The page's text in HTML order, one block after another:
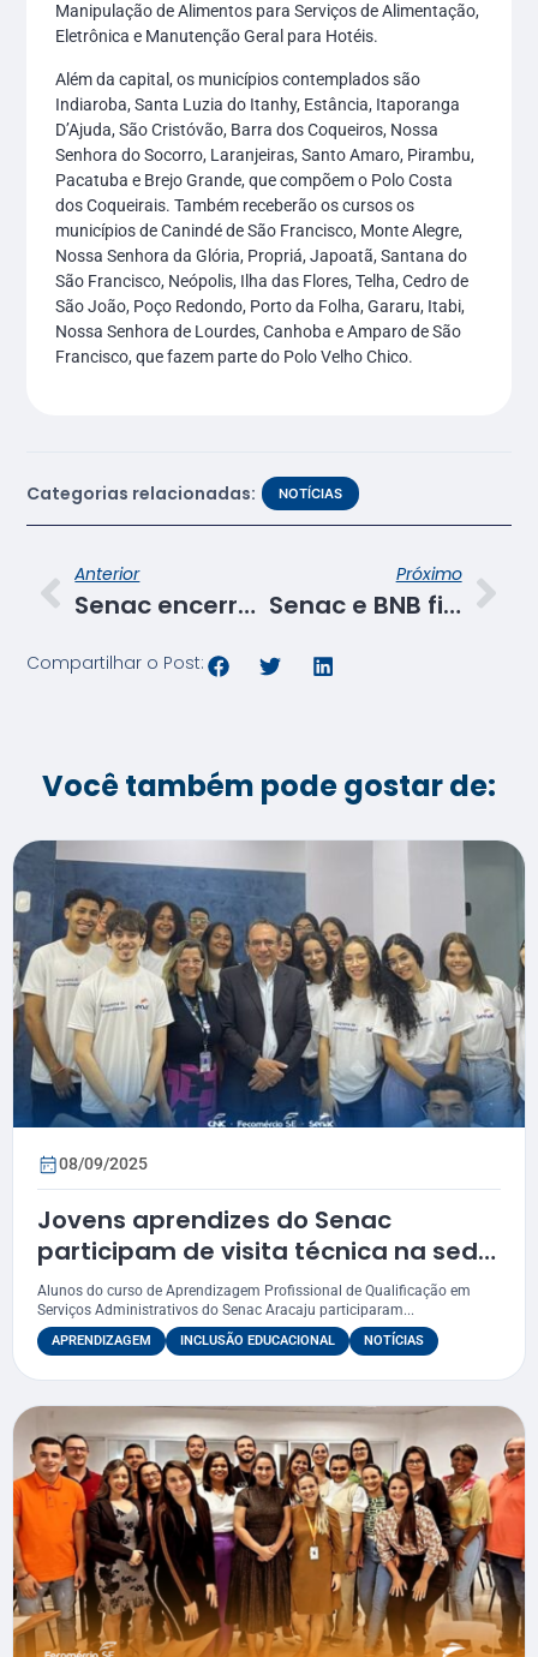
Manipulação de Alimentos para Serviços de Alimentação,
Eletrônica e Manutenção Geral para Hotéis.
Além da capital, os municípios contemplados são
Indiaroba, Santa Luzia do Itanhy, Estância, Itaporanga
D’Ajuda, São Cristóvão, Barra dos Coqueiros, Nossa
Senhora do Socorro, Laranjeiras, Santo Amaro, Pirambu,
Pacatuba e Brejo Grande, que compõem o Polo Costa
dos Coqueirais. Também receberão os cursos os
municípios de Canindé de São Francisco, Monte Alegre,
Nossa Senhora da Glória, Propriá, Japoatã, Santana do
São Francisco, Neópolis, Ilha das Flores, Telha, Cedro de
São João, Poço Redondo, Porto da Folha, Gararu, Itabi,
Nossa Senhora de Lourdes, Canhoba e Amparo de São
Francisco, que fazem parte do Polo Velho Chico.
Categorias relacionadas: NOTÍCIAS
Anterior
Senac encerra turma de Libras Instrumental para colaboradores
Próximo
Senac e BNB firmam acordo que irá beneficiar alunos e egressos
Compartilhar o Post:
Você também pode gostar de:
08/09/2025
Jovens aprendizes do Senac
participam de visita técnica na sede
de Aracaju
Alunos do curso de Aprendizagem Profissional de Qualificação em
Serviços Administrativos do Senac Aracaju participaram...
APRENDIZAGEM INCLUSÃO EDUCACIONAL NOTÍCIAS